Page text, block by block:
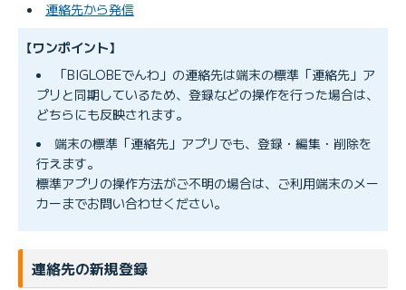
連絡先から発信
【ワンポイント】
「BIGLOBEでんわ」の連絡先は端末の標準「連絡先」ア
プリと同期しているため、登録などの操作を行った場合は、
どちらにも反映されます。
端末の標準「連絡先」アプリでも、登録・編集・削除を
行えます。
標準アプリの操作方法がご不明の場合は、ご利用端末のメー
カーまでお問い合わせください。
連絡先の新規登録